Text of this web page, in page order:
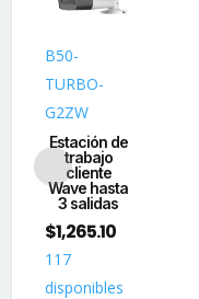
B50-
TURBO-
G2ZW
Estación de
trabajo
cliente
Wave hasta
3 salidas
$1,265.10
117
disponibles